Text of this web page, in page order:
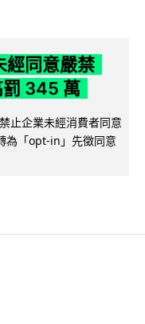
經同意嚴禁
345 萬
止企業未經消費者同意
為「opt-in」先徵同意